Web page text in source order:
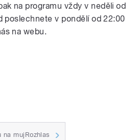
na programu vždy v neděli od
poslechnete v pondělí od 22:00
na webu.
mujRozhlas